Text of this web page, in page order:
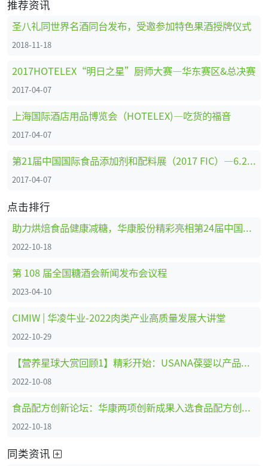
推荐资讯
圣八礼同世界名酒同台发布，受邀参加特色果酒授牌仪式
2018-11-18
2017HOTELEX“明日之星”厨师大赛—华东赛区&总决赛
2017-04-07
上海国际酒店用品博览会（HOTELEX)—吃货的福音
2017-04-07
第21届中国国际食品添加剂和配料展（2017 FIC）—6.2馆展位剪影
2017-04-07
点击排行
助力烘焙食品健康减糖，华康股份精彩亮相第24届中国国际焙烤展
2022-10-18
第 108 届全国糖酒会新闻发布会议程
2023-04-10
CIMIW | 华凌牛业-2022肉类产业高质量发展大讲堂
2022-10-29
【营养星球大赏回顾1】精彩开始：USANA葆婴以产品创新为品牌赋能
2022-10-08
食品配方创新论坛：华康两项创新成果入选食品配方创新show
2022-10-18
同类资讯